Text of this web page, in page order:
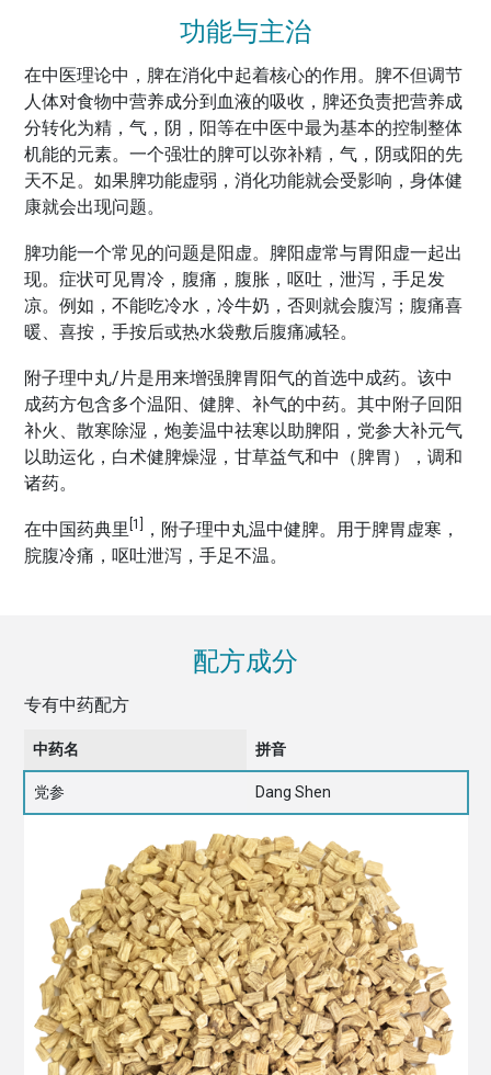
功能与主治
在中医理论中，脾在消化中起着核心的作用。脾不但调节
人体对食物中营养成分到血液的吸收，脾还负责把营养成
分转化为精，气，阴，阳等在中医中最为基本的控制整体
机能的元素。一个强壮的脾可以弥补精，气，阴或阳的先
天不足。如果脾功能虚弱，消化功能就会受影响，身体健
康就会出现问题。
脾功能一个常见的问题是阳虚。脾阳虚常与胃阳虚一起出
现。症状可见胃冷，腹痛，腹胀，呕吐，泄泻，手足发
凉。例如，不能吃冷水，冷牛奶，否则就会腹泻；腹痛喜
暖、喜按，手按后或热水袋敷后腹痛减轻。
附子理中丸/片是用来增强脾胃阳气的首选中成药。该中
成药方包含多个温阳、健脾、补气的中药。其中附子回阳
补火、散寒除湿，炮姜温中祛寒以助脾阳，党参大补元气
以助运化，白术健脾燥湿，甘草益气和中（脾胃），调和
诸药。
在中国药典里 [1]
，附子理中丸温中健脾。用于脾胃虚寒，
脘腹冷痛，呕吐泄泻，手足不温。
配方成分
专有中药配方
中药名 拼音
党参 Dang Shen